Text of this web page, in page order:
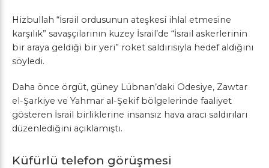
Hizbullah “İsrail ordusunun ateşkesi ihlal etmesine
karşılık” savaşçılarının kuzey İsrail’de “İsrail askerlerinin
bir araya geldiği bir yeri” roket saldırısıyla hedef aldığını
söyledi.
Daha önce örgüt, güney Lübnan’daki Odesiye, Zawtar
el-Şarkiye ve Yahmar al-Şekif bölgelerinde faaliyet
gösteren İsrail birliklerine insansız hava aracı saldırıları
düzenlediğini açıklamıştı.
Küfürlü telefon görüşmesi